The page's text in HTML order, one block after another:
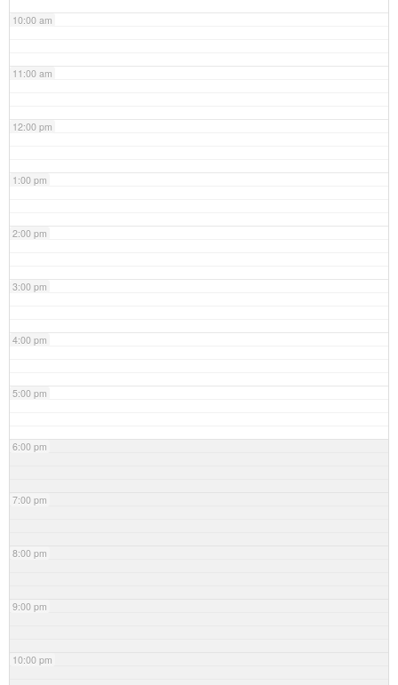
10:00 am
11:00 am
12:00 pm
1:00 pm
2:00 pm
3:00 pm
4:00 pm
5:00 pm
6:00 pm
7:00 pm
8:00 pm
9:00 pm
10:00 pm